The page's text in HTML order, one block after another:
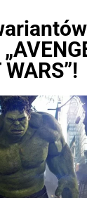
WARS”!